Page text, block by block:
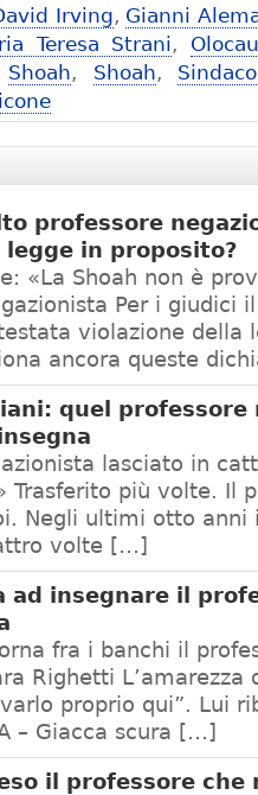
Irving, Gianni
Teresa Strani,
Shoah, Shoah,
professore
legge in proposito?
«La Shoah non è
Per i giudici
violazione della
ancora queste
quel professore
lasciato in
Trasferito più volte. Il
Negli ultimi otto anni
volte […]
ad insegnare il
fra i banchi il
Righetti L’amarezza
proprio qui”. Lui
– Giacca scura […]
il professore che